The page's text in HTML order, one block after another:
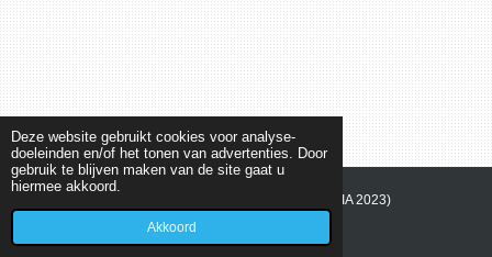
Deze website gebruikt cookies voor analyse-
doeleinden en/of het tonen van advertenties. Door
gebruik te blijven maken van de site gaat u
hiermee akkoord.
Akkoord
© 2021 - 2026 Playa del SOL (BEACHCAMP KASTALIA 2023)